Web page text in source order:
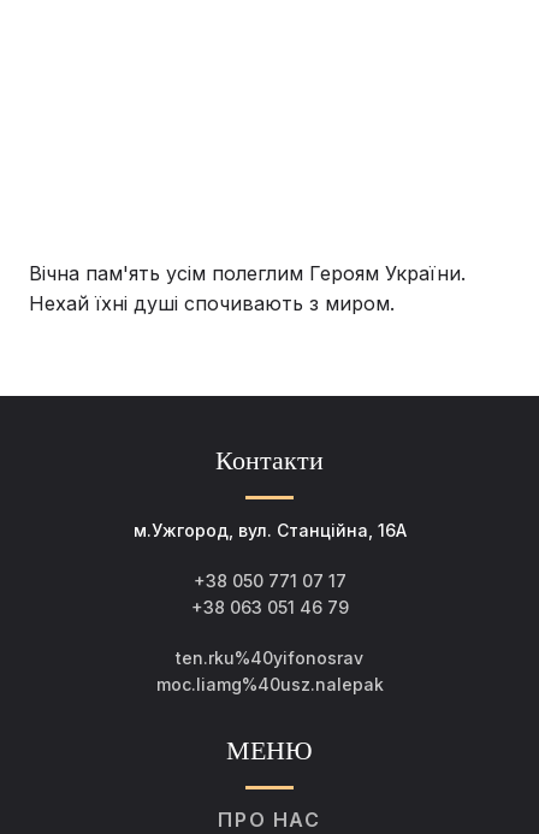
Вічна пам'ять усім полеглим Героям України.
Нехай їхні душі спочивають з миром.
Контакти
м.Ужгород, вул. Станційна, 16А
+38 050 771 07 17
+38 063 051 46 79
ten.rku%40yifonosrav
moc.liamg%40usz.nalepak
МЕНЮ
ПРО НАС